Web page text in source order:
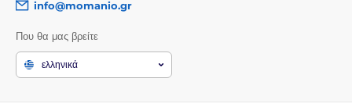
info@momanio.gr
Που θα μας βρείτε
ελληνικά